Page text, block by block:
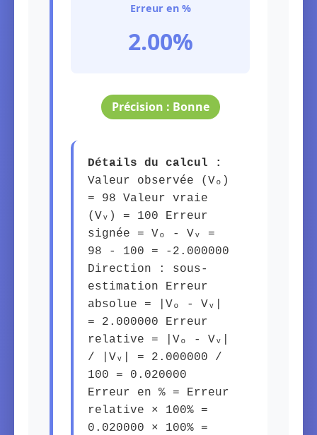
Erreur en %
2.00%
Précision : Bonne
Détails du calcul :
Valeur observée (Vₒ)
= 98 Valeur vraie
(Vᵥ) = 100 Erreur
signée = Vₒ - Vᵥ =
98 - 100 = -2.000000
Direction : sous-
estimation Erreur
absolue = |Vₒ - Vᵥ|
= 2.000000 Erreur
relative = |Vₒ - Vᵥ|
/ |Vᵥ| = 2.000000 /
100 = 0.020000
Erreur en % = Erreur
relative × 100% =
0.020000 × 100% =